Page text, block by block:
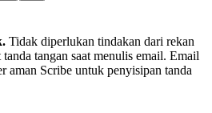
Tidak diperlukan tindakan dari rekan
tangan saat menulis email. Email
aman Scribe untuk penyisipan tanda